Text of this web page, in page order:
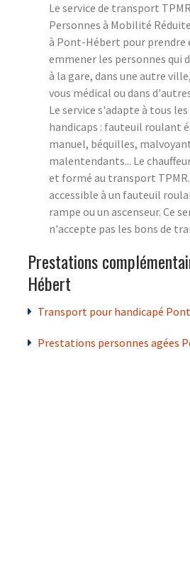
Le service de transport
Personnes à Mobilité
à Pont-Hébert pour prendre
emmener les personnes qui
à la gare, dans une autre
vous médical ou dans
Le service s'adapte à tous
handicaps : fauteuil roulant
manuel, béquilles,
malentendants... Le
et formé au transport
accessible à un fauteuil
rampe ou un ascenseur. Ce
n'accepte pas les bons de
Prestations
Hébert
Transport pour handicapé
Prestations personnes agées